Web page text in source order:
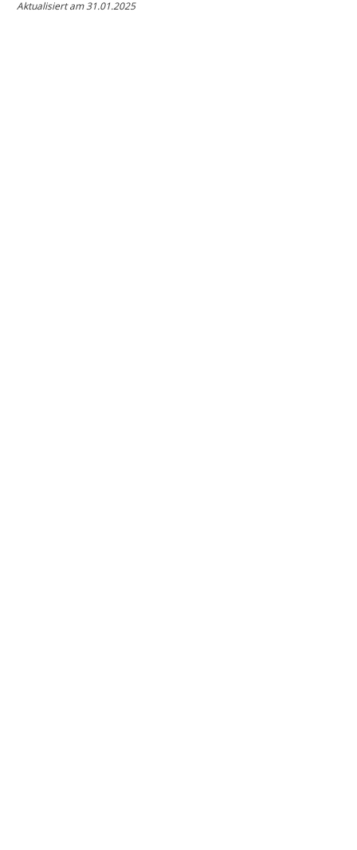
Aktualisiert am 31.01.2025